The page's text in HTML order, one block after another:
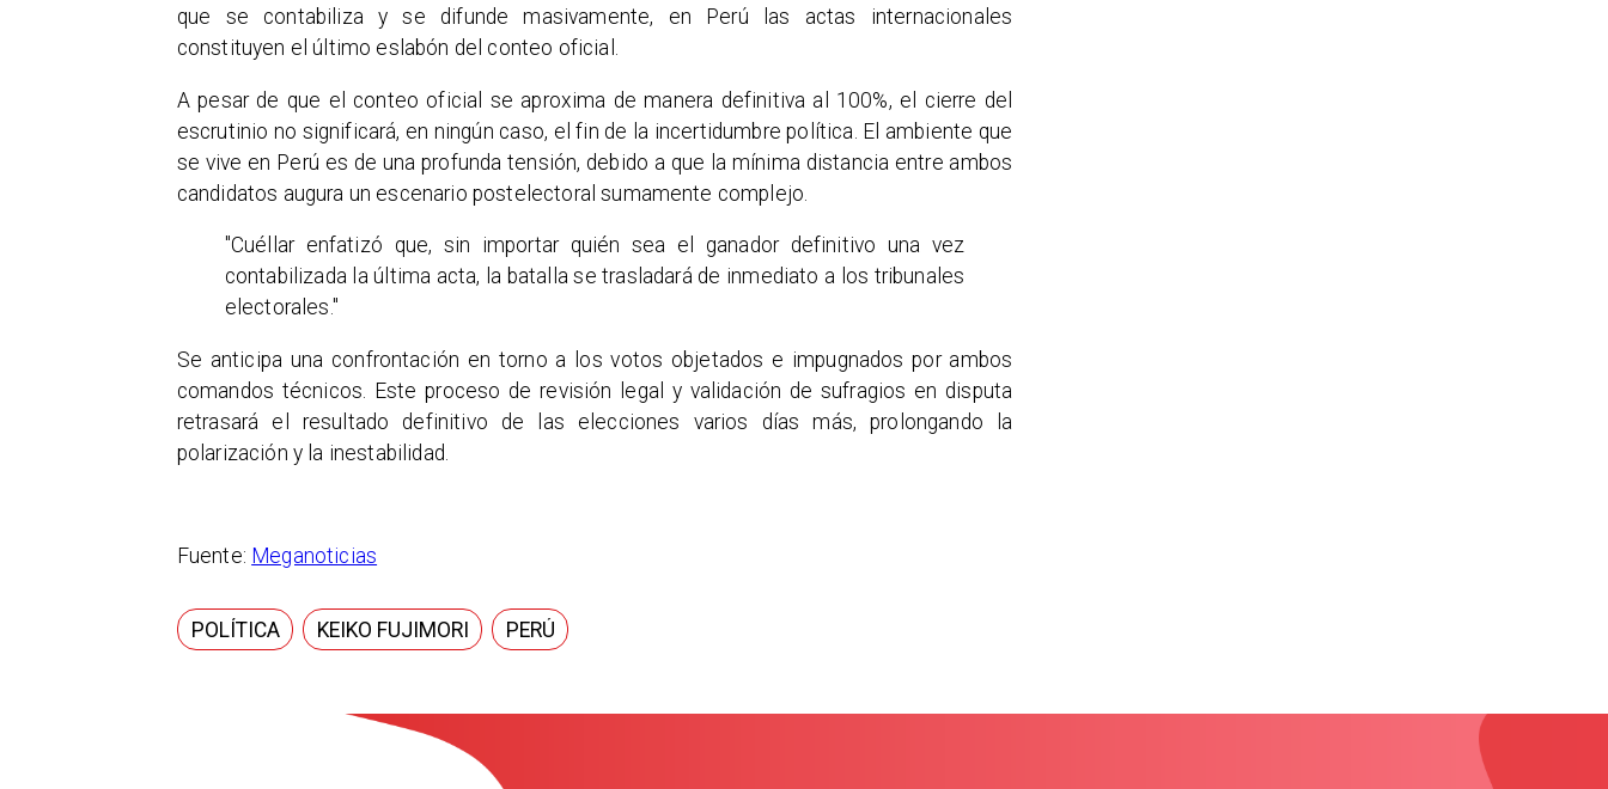
que se contabiliza y se difunde masivamente, en Perú las actas internacionales
constituyen el último eslabón del conteo oficial.
A pesar de que el conteo oficial se aproxima de manera definitiva al 100%, el cierre del
escrutinio no significará, en ningún caso, el fin de la incertidumbre política. El ambiente que
se vive en Perú es de una profunda tensión, debido a que la mínima distancia entre ambos
candidatos augura un escenario postelectoral sumamente complejo.
"Cuéllar enfatizó que, sin importar quién sea el ganador definitivo una vez
contabilizada la última acta, la batalla se trasladará de inmediato a los tribunales
electorales."
Se anticipa una confrontación en torno a los votos objetados e impugnados por ambos
comandos técnicos. Este proceso de revisión legal y validación de sufragios en disputa
retrasará el resultado definitivo de las elecciones varios días más, prolongando la
polarización y la inestabilidad.
Fuente: Meganoticias
POLÍTICA KEIKO FUJIMORI PERÚ